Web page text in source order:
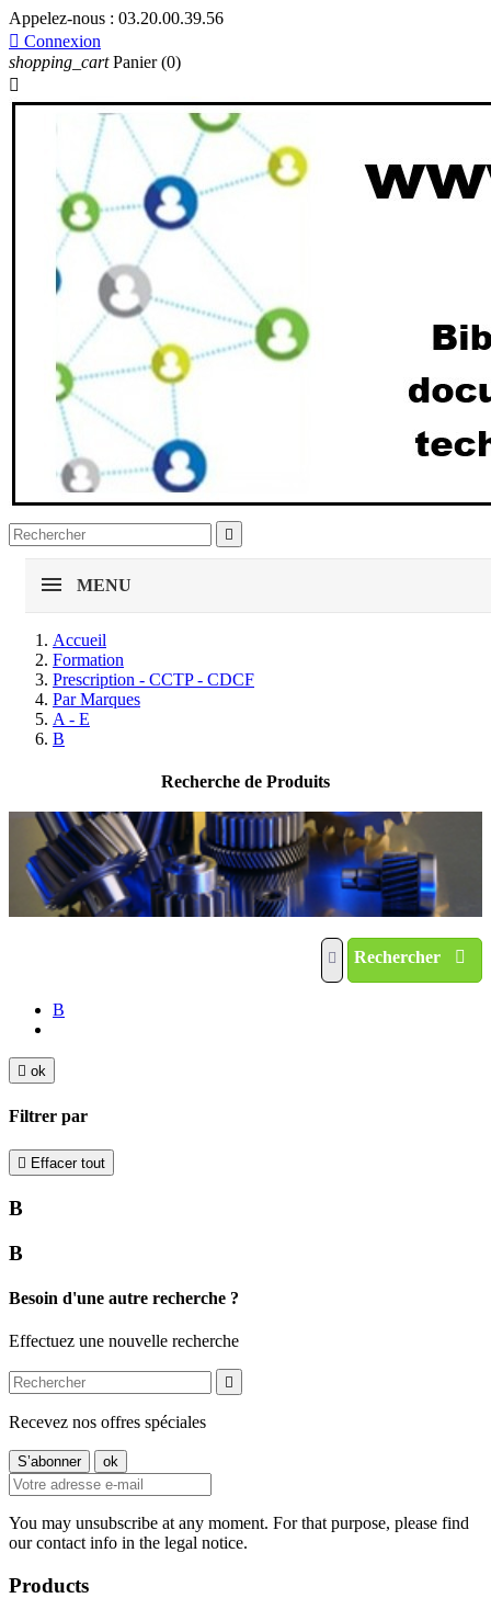
Appelez-nous : 03.20.00.39.56
 Connexion
shopping_cart Panier (0)


MENU
Accueil
Formation
Prescription - CCTP - CDCF
Par Marques
A - E
B
Recherche de Produits
Rechercher
B
 ok
Filtrer par
 Effacer tout
B
B
Besoin d'une autre recherche ?
Effectuez une nouvelle recherche

Recevez nos offres spéciales
You may unsubscribe at any moment. For that purpose, please find
our contact info in the legal notice.
Products